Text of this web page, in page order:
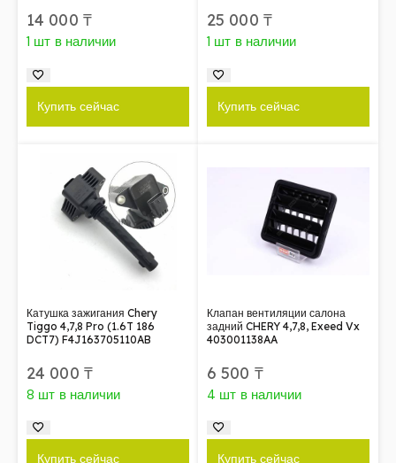
14 000 ₸
1 шт в наличии
Купить сейчас
25 000 ₸
1 шт в наличии
Купить сейчас
Катушка зажигания Chery
Tiggo 4,7,8 Pro (1.6T 186
DCT7) F4J163705110AB
24 000 ₸
8 шт в наличии
Купить сейчас
Клапан вентиляции салона
задний CHERY 4,7,8, Exeed Vx
403001138AA
6 500 ₸
4 шт в наличии
Купить сейчас